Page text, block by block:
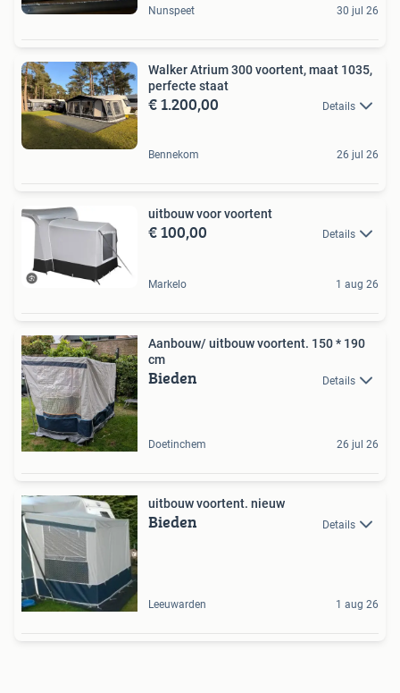
Nunspeet 30 jul 26
Walker Atrium 300 voortent, maat 1035,
perfecte staat
€ 1.200,00 Details
Bennekom 26 jul 26
uitbouw voor voortent
€ 100,00 Details
Markelo 1 aug 26
Aanbouw/ uitbouw voortent. 150 * 190
cm
Bieden Details
Doetinchem 26 jul 26
uitbouw voortent. nieuw
Bieden Details
Leeuwarden 1 aug 26